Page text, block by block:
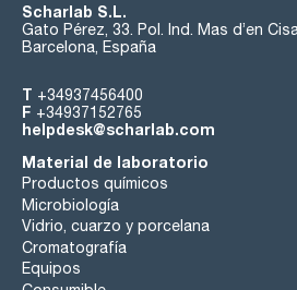
Scharlab S.L.
Gato Pérez, 33. Pol. Ind. Mas d’en
Barcelona, España
T +34937456400
F +34937152765
helpdesk@scharlab.com
Material de laboratorio
Productos químicos
Microbiología
Vidrio, cuarzo y porcelana
Cromatografía
Equipos